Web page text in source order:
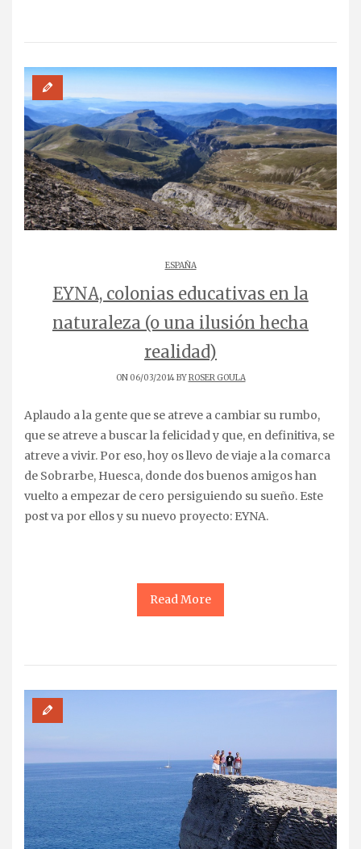
ESPAÑA
EYNA, colonias educativas en la
naturaleza (o una ilusión hecha
realidad)
ON 06/03/2014 BYROSER GOULA
Aplaudo a la gente que se atreve a cambiar su rumbo,
que se atreve a buscar la felicidad y que, en definitiva, se
atreve a vivir. Por eso, hoy os llevo de viaje a la comarca
de Sobrarbe, Huesca, donde dos buenos amigos han
vuelto a empezar de cero persiguiendo su sueño. Este
post va por ellos y su nuevo proyecto: EYNA.
Read More